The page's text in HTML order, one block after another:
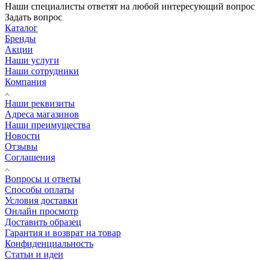
Наши специалисты ответят на любой интересующий вопрос
Задать вопрос
Каталог
Бренды
Акции
Наши услуги
Наши сотрудники
Компания
Наши реквизиты
Адреса магазинов
Наши преимущества
Новости
Отзывы
Соглашения
Вопросы и ответы
Способы оплаты
Условия доставки
Онлайн просмотр
Доставить образец
Гарантия и возврат на товар
Конфиденциальность
Статьи и идеи